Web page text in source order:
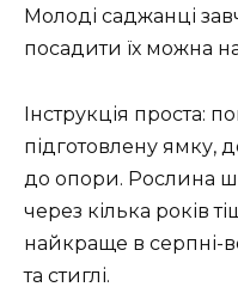
Молоді саджанці
посадити їх можна
Інструкція проста:
підготовлену ямку,
до опори. Рослина
через кілька років
найкраще в серпні-
та стиглі.